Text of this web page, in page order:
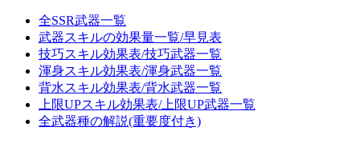
全SSR武器一覧
武器スキルの効果量一覧/早見表
技巧スキル効果表/技巧武器一覧
渾身スキル効果表/渾身武器一覧
背水スキル効果表/背水武器一覧
上限UPスキル効果表/上限UP武器一覧
全武器種の解説(重要度付き)